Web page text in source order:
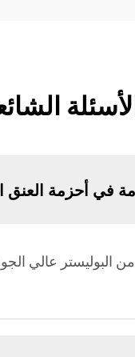
في أحزمة العنق
البوليستر عالي